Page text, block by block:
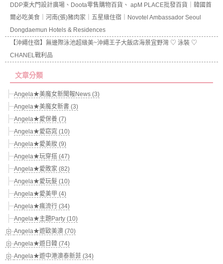
DDP東大門設計廣場、Doota零售購物百貨、 apM PLACE批發百貨｜韓國首
爾必吃美食｜河南(張)豬肉家｜五星級住宿｜Novotel Ambassador Seoul
Dongdaemun Hotels & Residences
【沖繩住宿】無邊際泳池超級美~沖繩王子大飯店海景宜野灣 ♡ 泳裝 ♡
CHANEL戰利品
文章分類
Angela★美魔女新聞報News (3)
Angela★美魔女新書 (3)
Angela★愛保養 (7)
Angela★愛窈窕 (10)
Angela★愛美妝 (9)
Angela★玩穿搭 (47)
Angela★愛敗家 (82)
Angela★愛玩髮 (10)
Angela★愛美甲 (4)
Angela★瘋流行 (34)
Angela★主題Party (10)
Angela★遊歐美澳 (70)
Angela★遊日韓 (74)
Angela★遊中港澳泰新菲 (34)